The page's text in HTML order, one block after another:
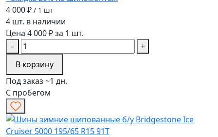
4 000 ₽ / 1 шт
4 шт. в наличии
Цена 4 000 ₽ за 1 шт.
−
+
В корзину
Под заказ ~1 дн.
С пробегом